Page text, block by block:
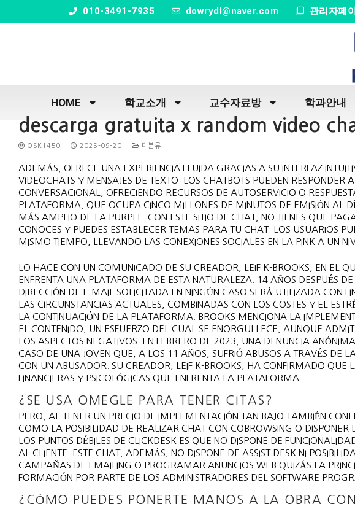
010-3491-7935 dowrydl@naver.com 관리자페
HOME 학교소개 교수자료방 학과안내
descarga gratuita x random video
OSK1450 2025-09-20 미분류
ADEMÁS, OFRECE UNA EXPERIENCIA FLUIDA GRACIAS A SU INTERFAZ
VIDEOCHATS Y MENSAJES DE TEXTO. LOS CHATBOTS PUEDEN RESPONDER
CONVERSACIONAL, OFRECIENDO RECURSOS DE AUTOSERVICIO O
PLATAFORMA, QUE OCUPA CINCO MILLONES DE MINUTOS DE EMISIÓN AL
MÁS AMPLIO DE LA PURPLE. CON ESTE SITIO DE CHAT, NO TIENES QUE
CONOCES Y PUEDES ESTABLECER TEMAS PARA TU CHAT. LOS USUARIOS
MISMO TIEMPO, LLEVANDO LAS CONEXIONES SOCIALES EN LA PINK A UN
LO HACE CON UN COMUNICADO DE SU CREADOR, LEIF K-BROOKS, EN EL
ENFRENTA UNA PLATAFORMA DE ESTA NATURALEZA. 14 AÑOS DESPUÉS
DIRECCIÓN DE E-MAIL SOLICITADA EN NINGÚN CASO SERÁ UTILIZADA CON
LAS CIRCUNSTANCIAS ACTUALES, COMBINADAS CON LOS COSTES Y EL
LA CONTINUACIÓN DE LA PLATAFORMA. BROOKS MENCIONA LA
EL CONTENIDO, UN ESFUERZO DEL CUAL SE ENORGULLECE, AUNQUE
LOS ASPECTOS NEGATIVOS. EN FEBRERO DE 2023, UNA DENUNCIA
CASO DE UNA JOVEN QUE, A LOS 11 AÑOS, SUFRIÓ ABUSOS A TRAVÉS DE
CON UN ABUSADOR. SU CREADOR, LEIF K-BROOKS, HA CONFIRMADO QUE
FINANCIERAS Y PSICOLÓGICAS QUE ENFRENTA LA PLATAFORMA.
¿SE USA OMEGLE PARA TENER CITAS?
PERO, AL TENER UN PRECIO DE IMPLEMENTACIÓN TAN BAJO TAMBIÉN
COMO LA POSIBILIDAD DE REALIZAR CHAT CON COBROWSING O
LOS PUNTOS DÉBILES DE CLICKDESK ES QUE NO DISPONE DE
AL CLIENTE. ESTE CHAT, ADEMÁS, NO DISPONE DE ASSIST DESK NI
CAMPAÑAS DE EMAILING O PROGRAMAR ANUNCIOS WEB QUIZÁS LA
FORMACIÓN POR PARTE DE LOS ADMINISTRADORES DEL SOFTWARE
¿CÓMO PUEDES PONERTE MANOS A LA OBRA